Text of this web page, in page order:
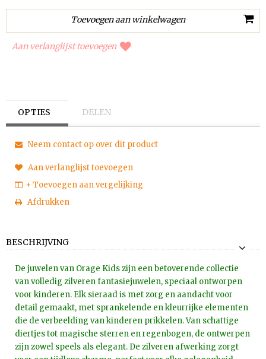
Aan verlanglijst toevoegen
OPTIES DELEN
Neem contact op over dit product
Aan verlanglijst toevoegen
+ Toevoegen aan vergelijking
Afdrukken
BESCHRIJVING
De juwelen van Orage Kids zijn een betoverende collectie
van volledig zilveren fantasiejuwelen, speciaal ontworpen
voor kinderen. Elk sieraad is met zorg en aandacht voor
detail gemaakt, met sprankelende en kleurrijke elementen
die de verbeelding van kinderen prikkelen. Van schattige
diertjes tot magische sterren en regenbogen, de ontwerpen
zijn zowel speels als elegant. De zilveren afwerking zorgt